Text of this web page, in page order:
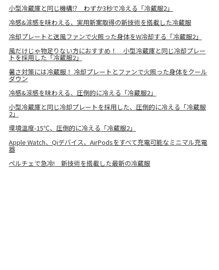
小型冷蔵庫と同じ機構⁉ わずか3秒で冷える「冷蔵服2」
冷感&涼感を味わえる、実用新案取得の新技術を搭載した冷蔵服
冷却プレートと送風ファンで火照った身体をW冷却する「冷蔵服2」
風だけじゃ物足りない方におすすめ！ 小型冷蔵庫と同じ冷却プレー
トを採用した「冷蔵服2」
暑さ対策には冷蔵服！ 冷却プレートとファンで火照った身体をクール
ダウン
冷感&涼感を味わえる、圧倒的に冷える「冷蔵服2」
小型冷蔵庫と同じ冷却プレートを採用した、圧倒的に冷える「冷蔵服
2」
環境温度-15℃、圧倒的に冷える「冷蔵服2」
Apple Watch、Qiデバイス、AirPodsをすべて充電可能なミニマル充電
器
ペルチェで急冷! 新技術を搭載した最新の冷蔵服